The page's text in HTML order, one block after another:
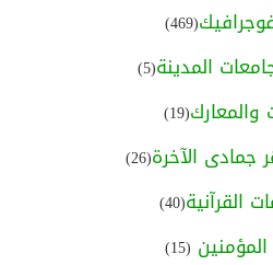
(469)
المدينة(5)
والمعارك(19)
الآخرة(26)
القرآنية(40)
(15)